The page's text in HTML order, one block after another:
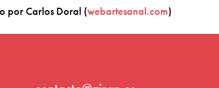
por Carlos Doral (webartesanal.com)